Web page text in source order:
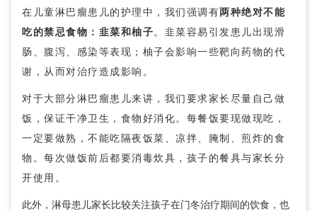
在儿童淋巴瘤患儿的护理中，我们强调有两种绝对不能
吃的禁忌食物：韭菜和柚子。韭菜容易引发患儿出现滑
肠、腹泻、感染等表现；柚子会影响一些靶向药物的代
谢，从而对治疗造成影响。
对于大部分淋巴瘤患儿来讲，我们要求家长尽量自己做
饭，保证干净卫生，食物好消化。每餐饭要现做现吃，
一定要做熟，不能吃隔夜饭菜、凉拌、腌制、煎炸的食
物。每次做饭前后都要消毒炊具，孩子的餐具与家长分
开使用。
此外，淋母患儿家长比较关注孩子在门冬治疗期间的饮食，也